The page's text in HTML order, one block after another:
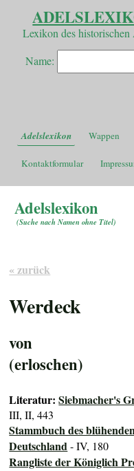
Lexikon des
Name:
Adelslexikon Wappen
Kontaktformular
Adelslexikon
(Suche nach Namen ohne Titel)
« zurück
Werdeck
von
(erloschen)
Literatur:Siebmacher's
III, II, 443
Stammbuch des
Deutschland- IV, 180
Rangliste der Königlich